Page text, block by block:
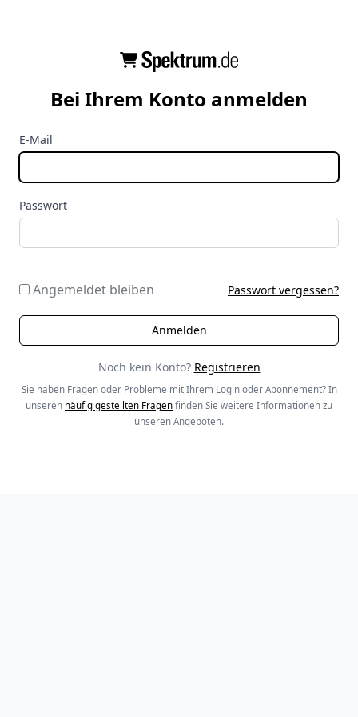
Bei Ihrem Konto anmelden
E-Mail
Passwort
Angemeldet bleiben Passwort vergessen?
Noch kein Konto? Registrieren
Sie haben Fragen oder Probleme mit Ihrem Login oder Abonnement? In
unseren häufig gestellten Fragen finden Sie weitere Informationen zu
unseren Angeboten.